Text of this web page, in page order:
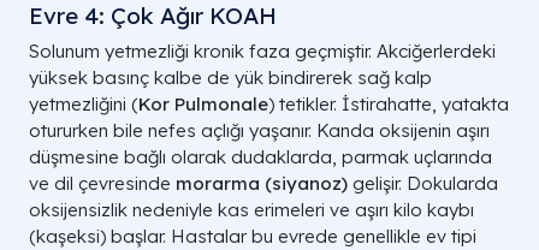
Evre 4: Çok Ağır KOAH
Solunum yetmezliği kronik faza geçmiştir. Akciğerlerdeki
yüksek basınç kalbe de yük bindirerek sağ kalp
yetmezliğini (Kor Pulmonale) tetikler. İstirahatte, yatakta
otururken bile nefes açlığı yaşanır. Kanda oksijenin aşırı
düşmesine bağlı olarak dudaklarda, parmak uçlarında
ve dil çevresinde morarma (siyanoz) gelişir. Dokularda
oksijensizlik nedeniyle kas erimeleri ve aşırı kilo kaybı
(kaşeksi) başlar. Hastalar bu evrede genellikle ev tipi